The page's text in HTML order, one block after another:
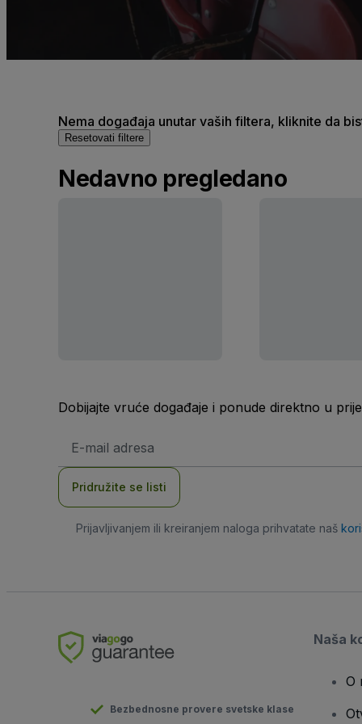
Nema događaja unutar vaših filtera, kliknite da
Resetovati filtere
Nedavno pregledano
Dobijajte vruće događaje i ponude direktno u
mail
Pridružite se listi
Prijavljivanjem ili kreiranjem naloga prihvatate naš
Bezbednosne provere svetske klase
Naša
O